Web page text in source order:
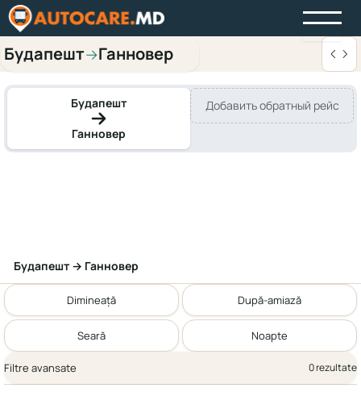
Будапешт→Ганновер
Будапешт
Ганновер
Добавить обратный рейс
Будапешт → Ганновер
Dimineață După-amiază
Seară Noapte
Filtre avansate 0 rezultate